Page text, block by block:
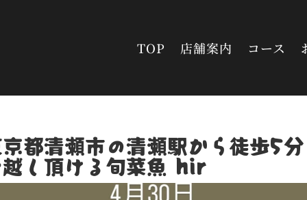
TOP 店舗案内 コース
都清瀬市の清瀬駅から徒歩5
し頂ける旬菜魚 hir